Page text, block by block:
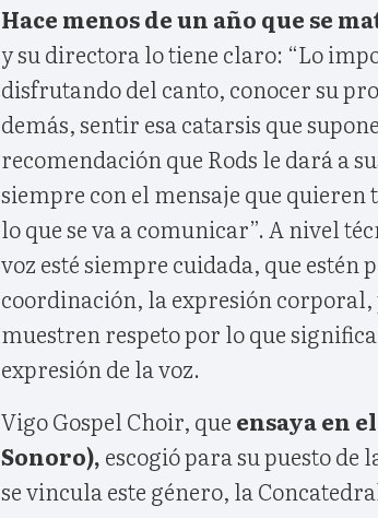
Hace menos de un año que se
y su directora lo tiene claro: “Lo
disfrutando del canto, conocer su
demás, sentir esa catarsis que
recomendación que Rods le dará a
siempre con el mensaje que
lo que se va a comunicar”. A nivel
voz esté siempre cuidada, que estén
coordinación, la expresión corporal,
muestren respeto por lo que
expresión de la voz.
Vigo Gospel Choir, que ensaya en
Sonoro), escogió para su puesto de
se vincula este género, la